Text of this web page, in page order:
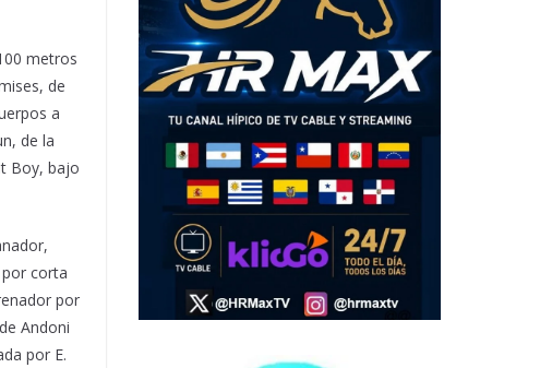
metros
de
a
de la
Boy, bajo
corta
por
Andoni
por E.